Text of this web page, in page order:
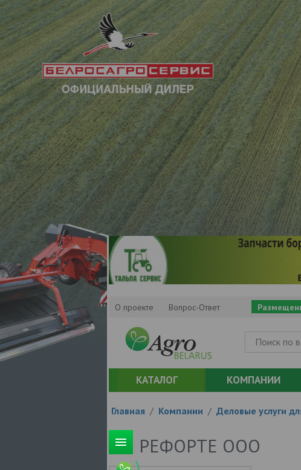
О проекте Вопрос-Ответ
КАТАЛОГ КОМПАНИИ
Главная / Компании / Деловые услуги
РЕФОРТЕ ООО